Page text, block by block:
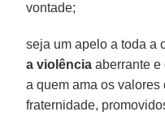
vontade;
seja um apelo a toda a
a violência aberrante e
a quem ama os valores
fraternidade,